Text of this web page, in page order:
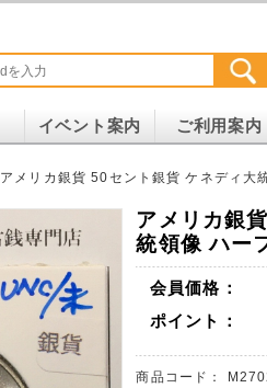
イベント案内 ご利用案内
アメリカ銀貨 50セント銀貨 ケネディ大
アメリカ銀
統領像 ハー
会員価格：
ポイント：
商品コード：